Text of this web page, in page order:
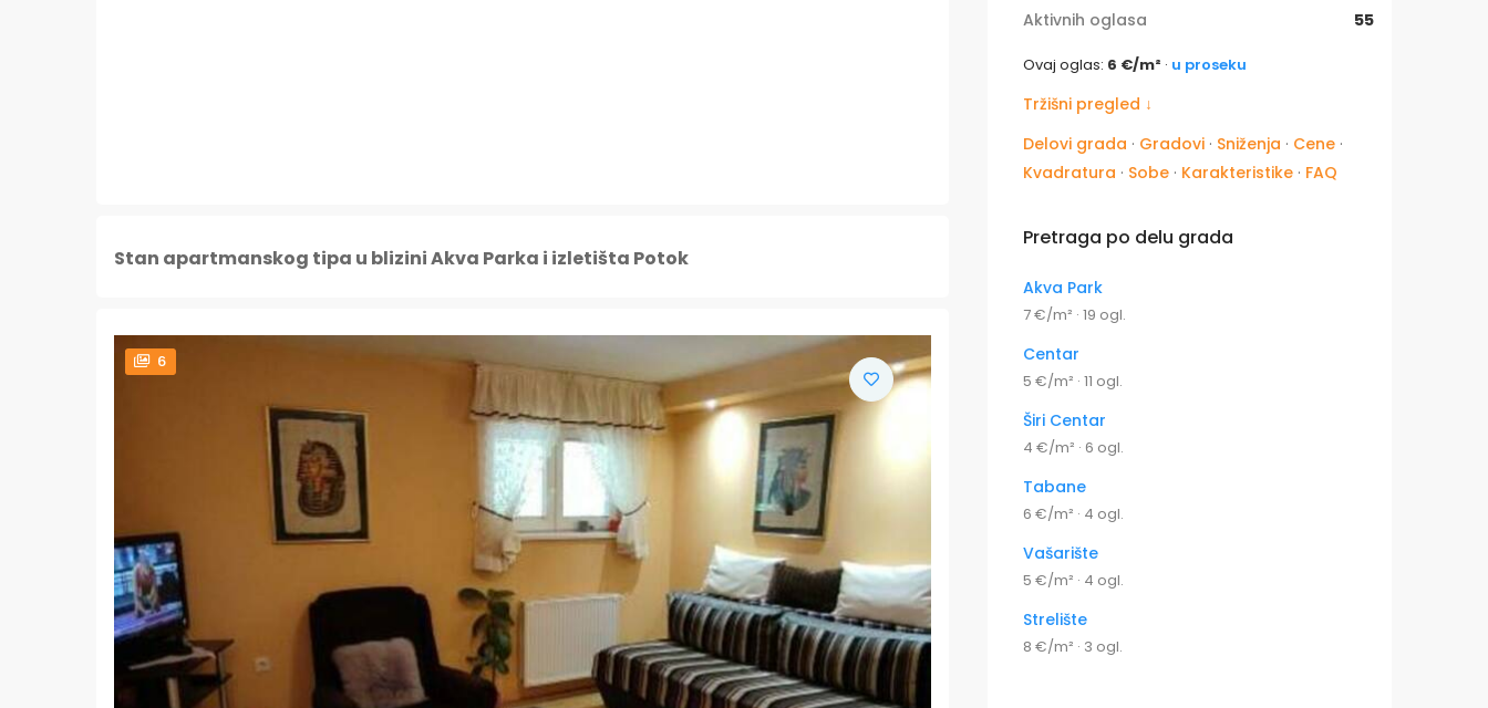
Stan apartmanskog tipa u blizini Akva Parka i izletišta Potok
6
Aktivnih oglasa
55
Ovaj oglas: 6 €/m² · u proseku
Tržišni pregled ↓
Delovi grada · Gradovi · Sniženja · Cene ·
Kvadratura · Sobe · Karakteristike · FAQ
Pretraga po delu grada
Akva Park
7 €/m² · 19 ogl.
Centar
5 €/m² · 11 ogl.
Širi Centar
4 €/m² · 6 ogl.
Tabane
6 €/m² · 4 ogl.
Vašarište
5 €/m² · 4 ogl.
Strelište
8 €/m² · 3 ogl.